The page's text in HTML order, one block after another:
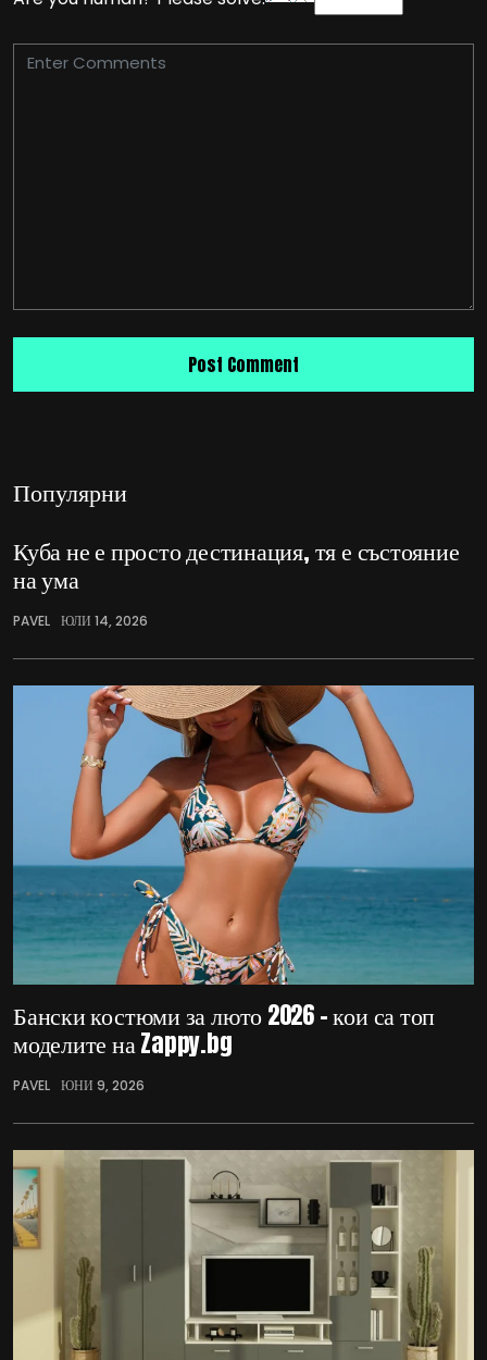
Популярни
Куба не е просто дестинация, тя е състояние
на ума
PAVEL ЮЛИ 14, 2026
Бански костюми за люто 2026 – кои са топ
моделите на Zappy.bg
PAVEL ЮНИ 9, 2026